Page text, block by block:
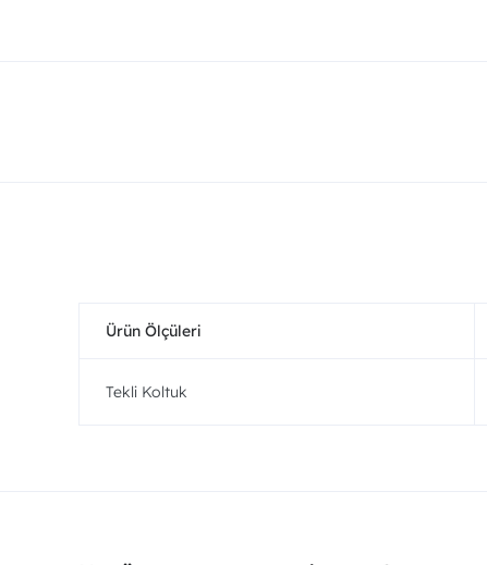
Ürün Ölçüleri
Tekli Koltuk